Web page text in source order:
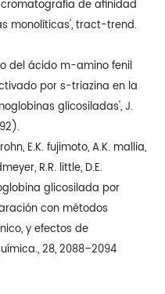
cromatografía de afinidad
monolíticas', tract-trend.
del ácido m-amino fenil
por s-triazina en la
glicosiladas', J.
E.K. fujimoto, A.K. mallia,
R.R. little, D.E.
glicosilada por
con métodos
y efectos de
28, 2088–2094